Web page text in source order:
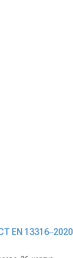
EN 13316‒2020